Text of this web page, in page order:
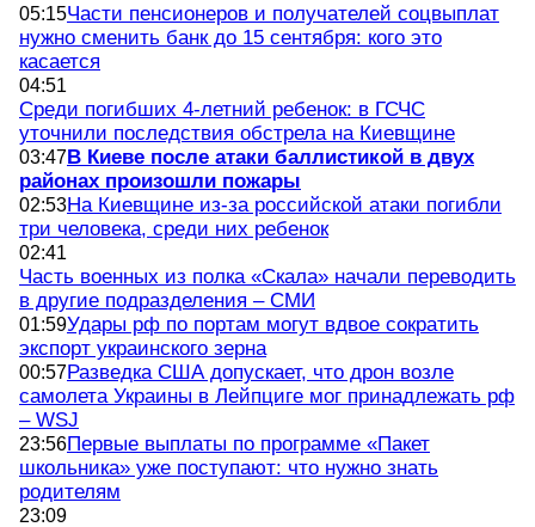
05:15Части пенсионеров и получателей соцвыплат
нужно сменить банк до 15 сентября: кого это
касается
04:51
Среди погибших 4-летний ребенок: в ГСЧС
уточнили последствия обстрела на Киевщине
03:47В Киеве после атаки баллистикой в двух
районах произошли пожары
02:53На Киевщине из-за российской атаки погибли
три человека, среди них ребенок
02:41
Часть военных из полка «Скала» начали переводить
в другие подразделения – СМИ
01:59Удары рф по портам могут вдвое сократить
экспорт украинского зерна
00:57Разведка США допускает, что дрон возле
самолета Украины в Лейпциге мог принадлежать рф
– WSJ
23:56Первые выплаты по программе «Пакет
школьника» уже поступают: что нужно знать
родителям
23:09